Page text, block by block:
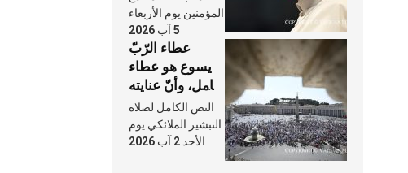
الكنيسة
المؤمنين يوم الأربعاء
5 آب 2026
عطاء الرّبّ
يسوع هو عطاء
شامل، وأنّ عنايته
بنا لا تغيب عنّا
أبدًا
النص الكامل لصلاة
التبشير الملائكي يوم
الأحد 2 آب 2026